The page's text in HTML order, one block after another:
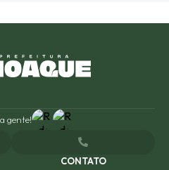
gente!
CONTATO